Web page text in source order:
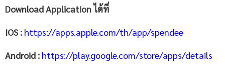
Download Application ได้ที่
IOS : https://apps.apple.com/th/app/spendee
Android : https://play.google.com/store/apps/details